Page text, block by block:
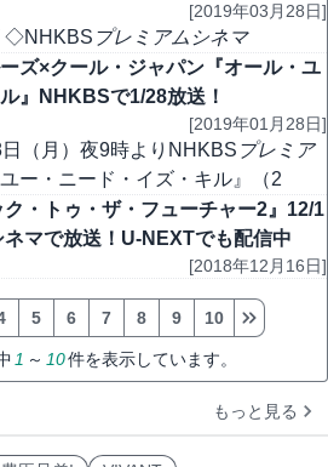
[2019年03月28日]
◇NHKBS プレミアムシネマ
ズ×クール・ジャパン『オール・ユ
』NHKBSで1/28放送！
[2019年01月28日]
（月）夜9時よりNHKBS プレミア
ー・ニード・イズ・キル』（2
・トゥ・ザ・フューチャー2』12/1
マで放送！U-NEXTでも配信中
[2018年12月16日]
1 ～ 10件を表示しています。
5 6 7 8 9 10
もっと見る